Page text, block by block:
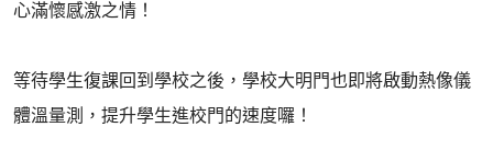
心滿懷感激之情！
等待學生復課回到學校之後，學校大明門也即將啟動熱像儀
體溫量測，提升學生進校門的速度囉！